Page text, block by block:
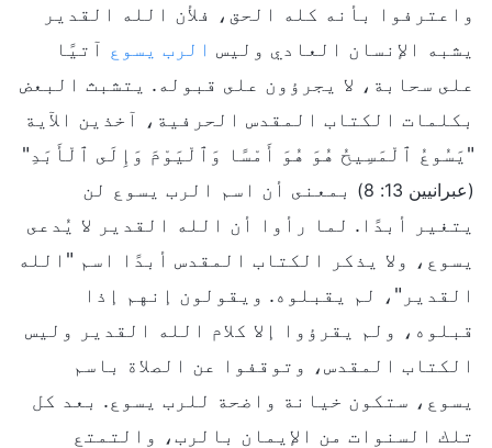
واعترفوا بأنه كله الحق، فلأن الله القدير
يشبه الإنسان العادي وليس الرب يسوع آتيًا
على سحابة، لا يجرؤون على قبوله. يتشبث البعض
بكلمات الكتاب المقدس الحرفية، آخذين الآية
"يَسُوعُ ٱلْمَسِيحُ هُوَ هُوَ أَمْسًا وَٱلْيَوْمَ وَإِلَى ٱلْأَبَدِ"
(عبرانيين 13: 8)
بمعنى أن اسم الرب يسوع لن
يتغير أبدًا. لما رأوا أن الله القدير لا يُدعى
يسوع، ولا يذكر الكتاب المقدس أبدًا اسم "الله
القدير"، لم يقبلوه. ويقولون إنهم إذا
قبلوه، ولم يقرؤوا إلا كلام الله القدير وليس
الكتاب المقدس، وتوقفوا عن الصلاة باسم
يسوع، ستكون خيانة واضحة للرب يسوع. بعد كل
تلك السنوات من الإيمان بالرب، والتمتع